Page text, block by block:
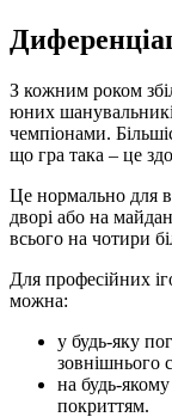
З кожним роком
юних
чемпіонами.
що гра така – це
Це нормально для
дворі або на
всього на чотири
Для професійних
можна:
у будь-яку
зовнішнього
на будь-
покриттям.